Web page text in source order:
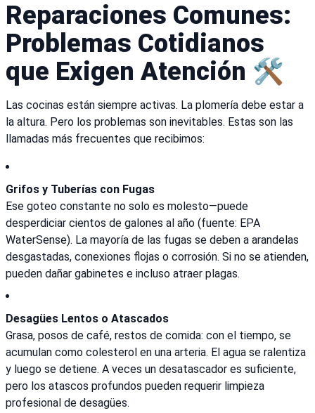
Reparaciones Comunes:
Problemas Cotidianos
que Exigen Atención 🛠️
Las cocinas están siempre activas. La plomería debe estar a
la altura. Pero los problemas son inevitables. Estas son las
llamadas más frecuentes que recibimos:
Grifos y Tuberías con Fugas
Ese goteo constante no solo es molesto—puede
desperdiciar cientos de galones al año (fuente: EPA
WaterSense). La mayoría de las fugas se deben a arandelas
desgastadas, conexiones flojas o corrosión. Si no se atienden,
pueden dañar gabinetes e incluso atraer plagas.
Desagües Lentos o Atascados
Grasa, posos de café, restos de comida: con el tiempo, se
acumulan como colesterol en una arteria. El agua se ralentiza
y luego se detiene. A veces un desatascador es suficiente,
pero los atascos profundos pueden requerir limpieza
profesional de desagües.